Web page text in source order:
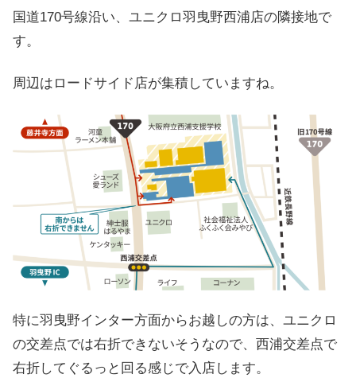
国道170号線沿い、ユニクロ羽曳野西浦店の隣接地で
す。
周辺はロードサイド店が集積していますね。
特に羽曳野インター方面からお越しの方は、ユニクロ
の交差点では右折できないそうなので、西浦交差点で
右折してぐるっと回る感じで入店します。